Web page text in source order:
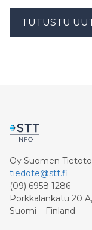
TUTUSTU
Oy Suomen
tiedote@stt.fi
(09) 6958 1286
Porkkalankatu 20
Suomi – Finland